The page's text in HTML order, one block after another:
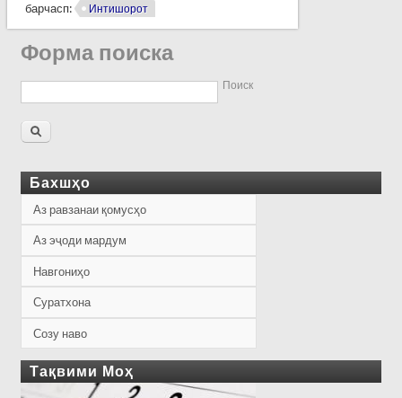
барчасп: Интишорот
Форма поиска
Поиск
Бахшҳо
Аз равзанаи қомусҳо
Аз эҷоди мардум
Навгониҳо
Суратхона
Созу наво
Тақвими Моҳ